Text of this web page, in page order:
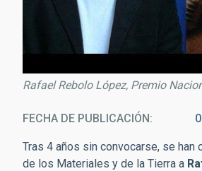
Rafael Rebolo López, Premio
FECHA DE PUBLICACIÓN
Tras 4 años sin convocarse, se
de los Materiales y de la Tierra a